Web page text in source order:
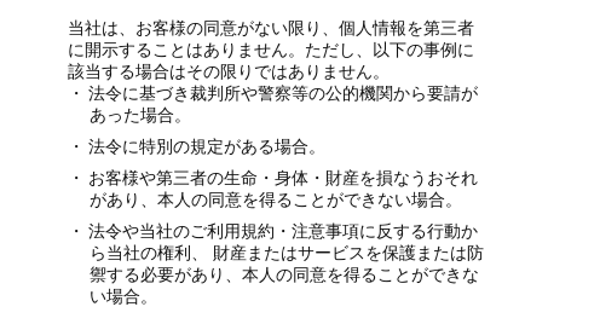
当社は、お客様の同意がない限り、個人情報を第三者
に開示することはありません。ただし、以下の事例に
該当する場合はその限りではありません。
法令に基づき裁判所や警察等の公的機関から要請が
あった場合。
法令に特別の規定がある場合。
お客様や第三者の生命・身体・財産を損なうおそれ
があり、本人の同意を得ることができない場合。
法令や当社のご利用規約・注意事項に反する行動か
ら当社の権利、 財産またはサービスを保護または防
禦する必要があり、本人の同意を得ることができな
い場合。